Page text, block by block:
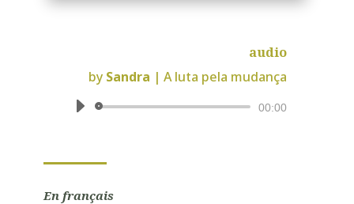
audio
by Sandra |A luta pela mudança
Reprodutor
00:00
En français